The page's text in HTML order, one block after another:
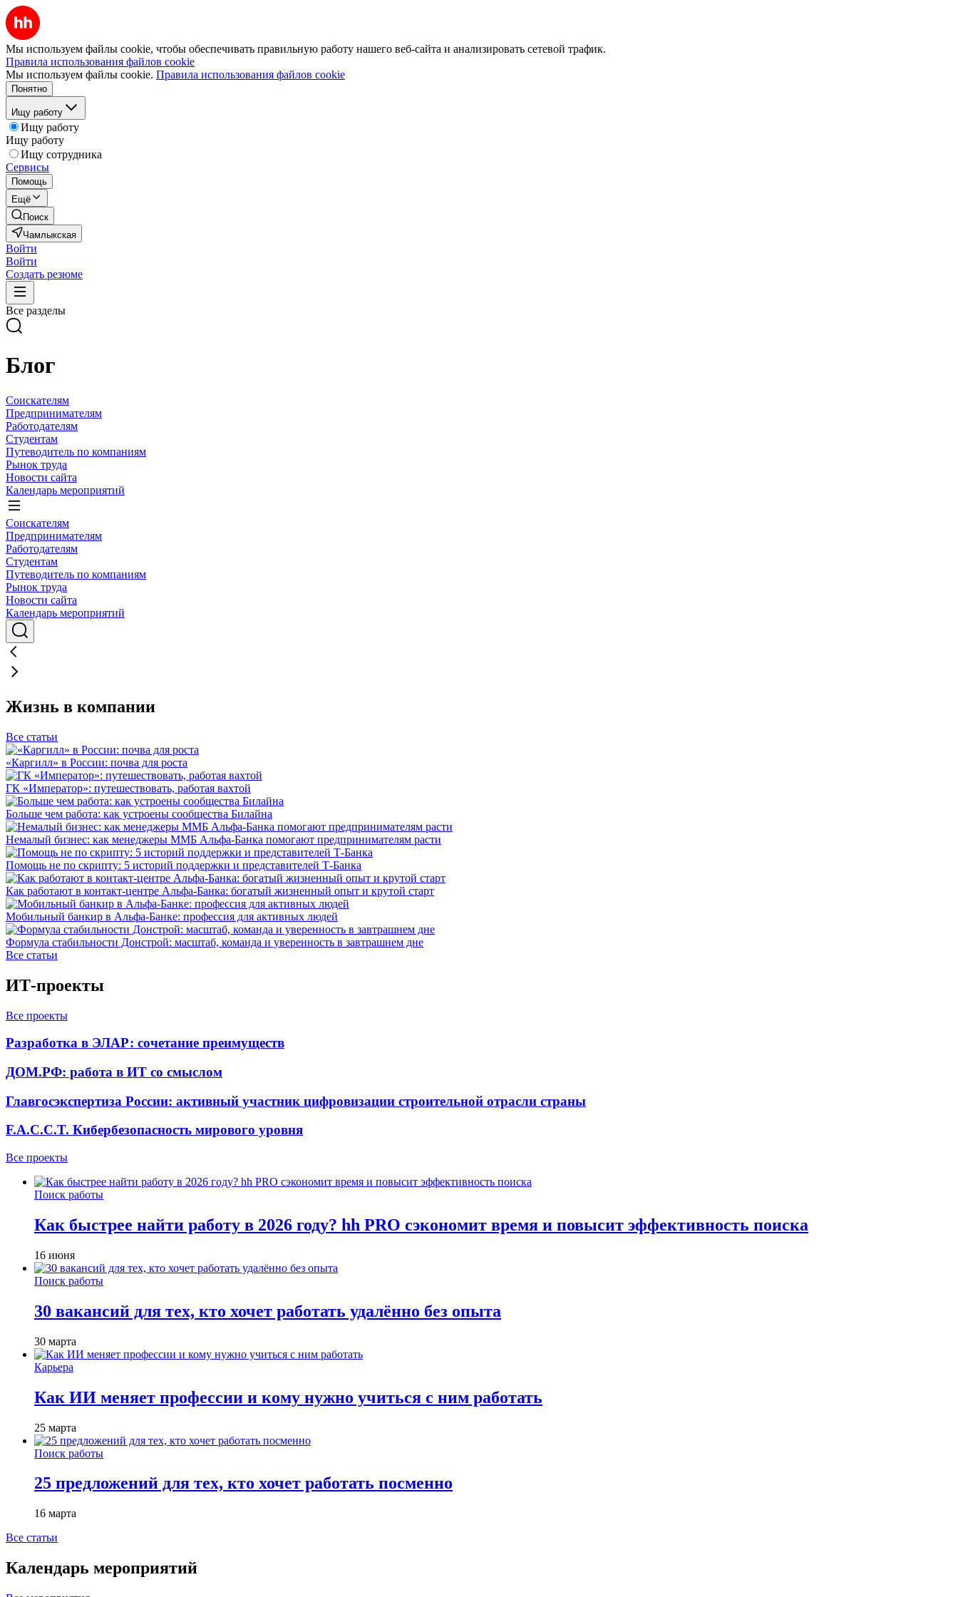
Мы используем файлы cookie, чтобы обеспечивать правильную работу нашего веб-сайта и анализировать сетевой трафик.
Правила использования файлов cookie
Мы используем файлы cookie. Правила использования файлов cookie
Понятно
Ищу работу
Ищу работу
Ищу работу
Ищу сотрудника
Сервисы
Помощь
Ещё
Поиск
Чамлыкская
Войти
Войти
Создать резюме
Все разделы
Блог
Соискателям
Предпринимателям
Работодателям
Студентам
Путеводитель по компаниям
Рынок труда
Новости сайта
Календарь мероприятий
Соискателям
Предпринимателям
Работодателям
Студентам
Путеводитель по компаниям
Рынок труда
Новости сайта
Календарь мероприятий
Жизнь в компании
Все статьи
«Каргилл» в России: почва для роста
ГК «Император»: путешествовать, работая вахтой
Больше чем работа: как устроены сообщества Билайна
Немалый бизнес: как менеджеры ММБ Альфа-Банка помогают предпринимателям расти
Помощь не по скрипту: 5 историй поддержки и представителей Т-Банка
Как работают в контакт-центре Альфа-Банка: богатый жизненный опыт и крутой старт
Мобильный банкир в Альфа-Банке: профессия для активных людей
Формула стабильности Донстрой: масштаб, команда и уверенность в завтрашнем дне
Все статьи
ИТ-проекты
Все проекты
Разработка в ЭЛАР: сочетание преимуществ
ДОМ.РФ: работа в ИТ со смыслом
Главгосэкспертиза России: активный участник цифровизации строительной отрасли страны
F.A.C.C.T. Кибербезопасность мирового уровня
Все проекты
Поиск работы
Как быстрее найти работу в 2026 году? hh PRO сэкономит время и повысит эффективность поиска
16 июня
Поиск работы
30 вакансий для тех, кто хочет работать удалённо без опыта
30 марта
Карьера
Как ИИ меняет профессии и кому нужно учиться с ним работать
25 марта
Поиск работы
25 предложений для тех, кто хочет работать посменно
16 марта
Все статьи
Календарь мероприятий